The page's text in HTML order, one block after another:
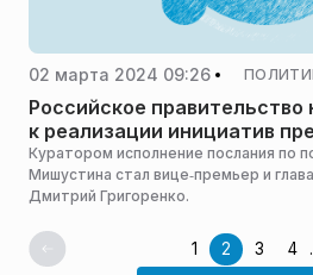
02 марта 2024 09:26
Российское правительство
к реализации инициатив
Куратором исполнение послания по
Мишустина стал вице‑премьер и
Дмитрий Григоренко.
1 2 3 4